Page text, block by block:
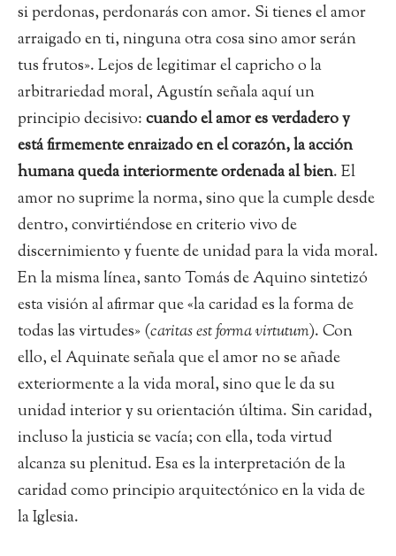
si perdonas, perdonarás con amor. Si tienes el amor
arraigado en ti, ninguna otra cosa sino amor serán
tus frutos». Lejos de legitimar el capricho o la
arbitrariedad moral, Agustín señala aquí un
principio decisivo:cuando el amor es verdadero y
está firmemente enraizado en el corazón, la acción
humana queda interiormente ordenada al bien. El
amor no suprime la norma, sino que la cumple desde
dentro, convirtiéndose en criterio vivo de
discernimiento y fuente de unidad para la vida moral.
En la misma línea, santo Tomás de Aquino sintetizó
esta visión al afirmar que «la caridad es la forma de
todas las virtudes» (caritas est forma virtutum). Con
ello, el Aquinate señala que el amor no se añade
exteriormente a la vida moral, sino que le da su
unidad interior y su orientación última. Sin caridad,
incluso la justicia se vacía; con ella, toda virtud
alcanza su plenitud. Esa es la interpretación de la
caridad como principio arquitectónico en la vida de
la Iglesia.